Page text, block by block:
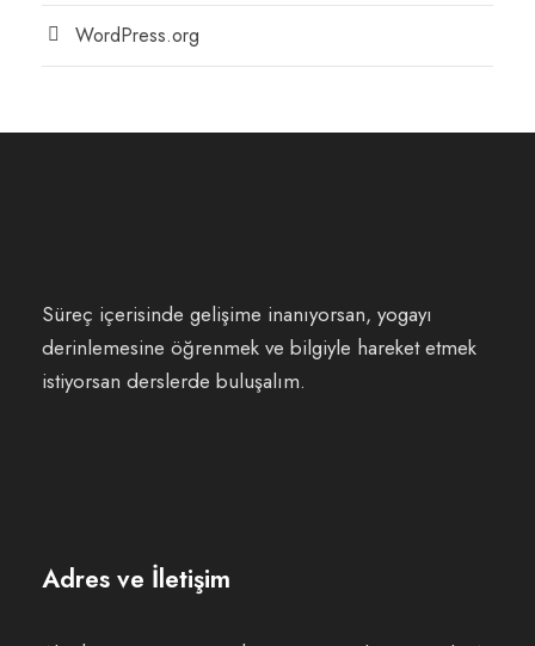
WordPress.org
Süreç içerisinde gelişime inanıyorsan, yogayı
derinlemesine öğrenmek ve bilgiyle hareket etmek
istiyorsan derslerde buluşalım.
Adres ve İletişim